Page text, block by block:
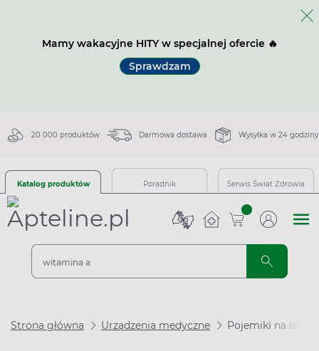
Mamy wakacyjne HITY w specjalnej ofercie 🔥
Sprawdzam
20 000 produktów Darmowa dostawa Wysyłka w 24 godziny
Katalog produktów Poradnik Serwis Świat Zdrowia
sztuk
Strona główna Urządzenia medyczne Pojemiki na leki